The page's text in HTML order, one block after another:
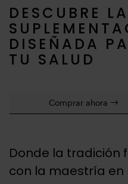
DESCUBRE LA
DISEÑADA
TU SALUD
Comprar ahora
Donde la tradición
con la maestría en